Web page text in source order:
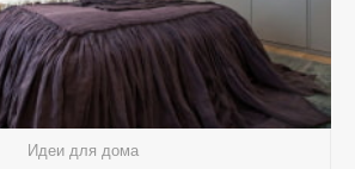
Идеи для дома